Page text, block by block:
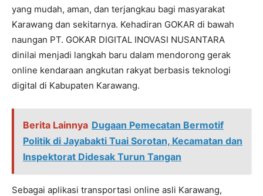
yang mudah, aman, dan terjangkau bagi masyarakat
Karawang dan sekitarnya. Kehadiran GOKAR di bawah
naungan PT. GOKAR DIGITAL INOVASI NUSANTARA
dinilai menjadi langkah baru dalam mendorong gerak
online kendaraan angkutan rakyat berbasis teknologi
digital di Kabupaten Karawang.
Berita Lainnya Dugaan Pemecatan Bermotif
Politik di Jayabakti Tuai Sorotan, Kecamatan dan
Inspektorat Didesak Turun Tangan
Sebagai aplikasi transportasi online asli Karawang,